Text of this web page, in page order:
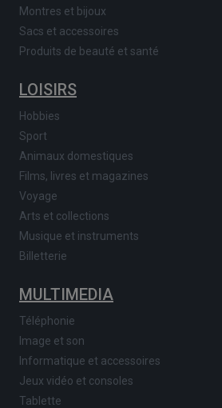
Montres et bijoux
Sacs et accessoires
Produits de beauté et santé
LOISIRS
Hobbies
Sport
Animaux domestiques
Films, livres et magazines
Voyage
Arts et collections
Musique et instruments
Billetterie
MULTIMEDIA
Téléphonie
Image et son
Informatique et accessoires
Jeux vidéo et consoles
Tablette